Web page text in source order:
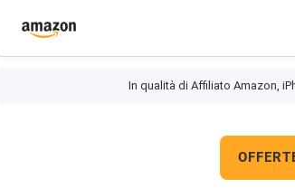
In qualità di Affiliato Amazon,